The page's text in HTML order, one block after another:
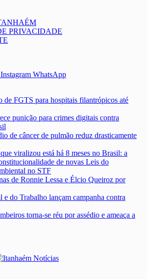
PRIVACIDADE
Instagram WhatsApp
de FGTS para hospitais filantrópicos até
punição para crimes digitais contra
de câncer de pulmão reduz drasticamente
viralizou está há 8 meses no Brasil: a
de novas Leis do
no STF
de Ronnie Lessa e Élcio Queiroz por
e do Trabalho lançam campanha contra
torna-se réu por assédio e ameaça a